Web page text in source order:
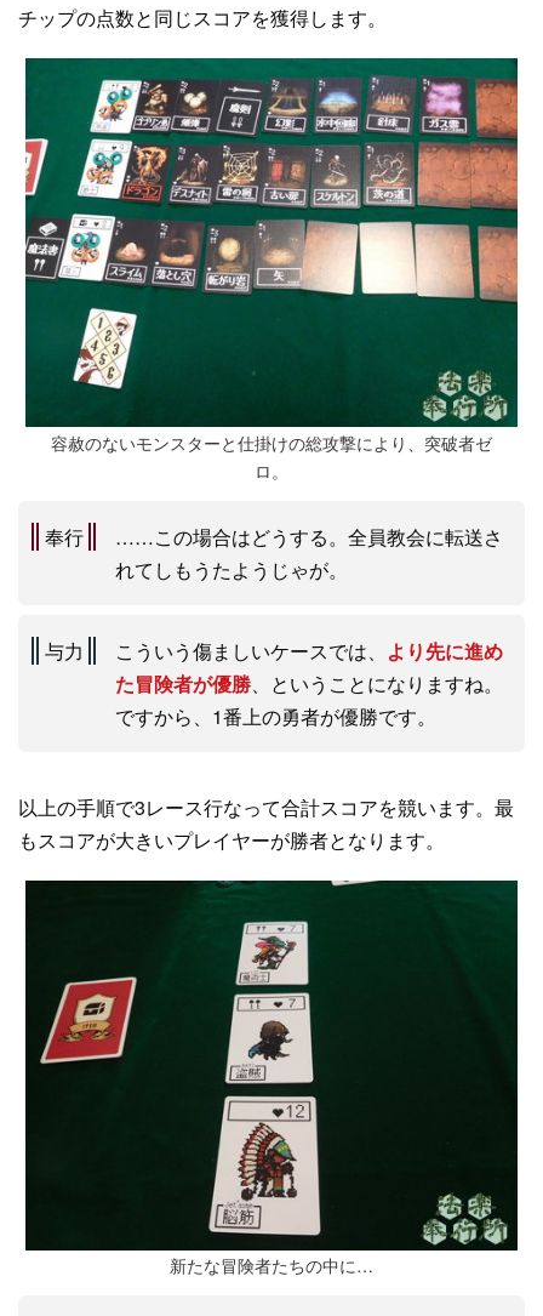
チップの点数と同じスコアを獲得します。
容赦のないモンスターと仕掛けの総攻撃により、突破者ゼ
ロ。
奉行
……この場合はどうする。全員教会に転送さ
れてしもうたようじゃが。
与力 こういう傷ましいケースでは、 より先に進め
た冒険者が優勝、ということになりますね。
ですから、1番上の勇者が優勝です。
以上の手順で3レース行なって合計スコアを競います。最
もスコアが大きいプレイヤーが勝者となります。
新たな冒険者たちの中に…